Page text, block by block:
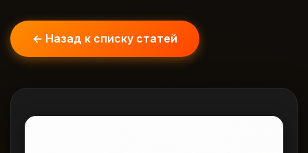
← Назад к списку статей